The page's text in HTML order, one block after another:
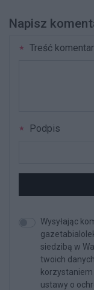
Napisz
Treść
Podpis
Wysyłając
siedzibą w
twoich
korzystaniem
ustawy o